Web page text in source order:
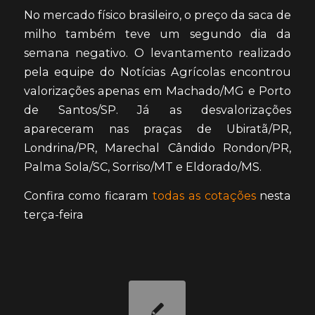
No mercado físico brasileiro, o preço da saca de
milho também teve um segundo dia da
semana negativo. O levantamento realizado
pela equipe do Notícias Agrícolas encontrou
valorizações apenas em Machado/MG e Porto
de Santos/SP. Já as desvalorizações
apareceram nas praças de Ubiratã/PR,
Londrina/PR, Marechal Cândido Rondon/PR,
Palma Sola/SC, Sorriso/MT e Eldorado/MS.
Confira como ficaram todas as cotaçõesnesta
terça-feira